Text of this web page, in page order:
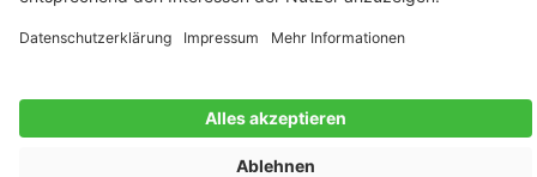
Datenbank ohne vorherige Zustimmung von TecDoc zu vervielfältigen, zu
verbreiten und/oder diese Handlungen durch Dritte ausführen zu lassen.